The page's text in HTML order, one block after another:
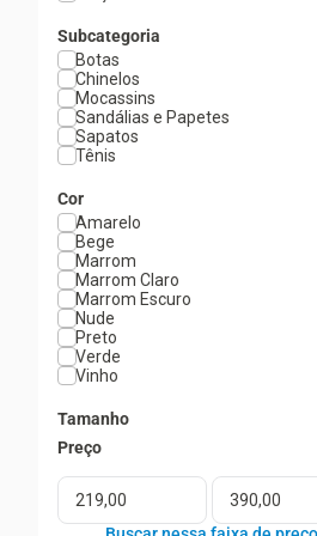
Subcategoria
Botas
Chinelos
Mocassins
Sandálias e Papetes
Sapatos
Tênis
Cor
Amarelo
Bege
Marrom
Marrom Claro
Marrom Escuro
Nude
Preto
Verde
Vinho
Tamanho
33
34
35
36
37